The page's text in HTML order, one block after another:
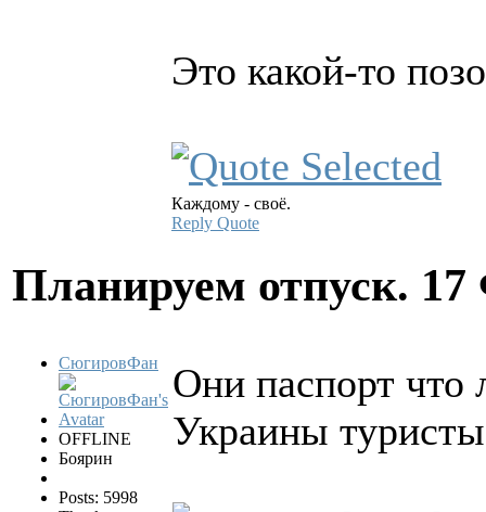
Это какой-то
Каждому - своё.
Reply Quote
Планируем отпуск. 17
СюгировФан
OFFLINE
Боярин
Posts: 5998
Они паспорт что
Украины